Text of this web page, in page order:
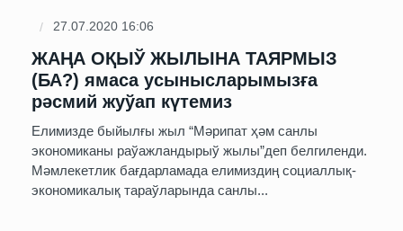
27.07.2020 16:06
ЖАҢА ОҚЫЎ ЖЫЛЫНА ТАЯРМЫЗ
(БА?) ямаса усынысларымызға
рәсмий жуўап күтемиз
Елимизде быйылғы жыл “Мәрипат ҳәм санлы
экономиканы раўажландырыў жылы”деп белгиленди.
Мәмлекетлик бағдарламада елимиздиң социаллық-
экономикалық тараўларында санлы...